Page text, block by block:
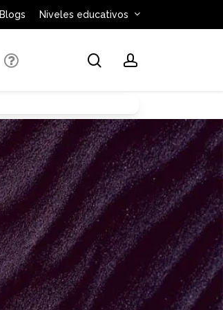
Blogs Niveles educativos
searchaccount